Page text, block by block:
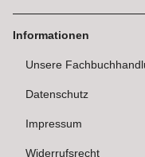
Informationen
Unsere
Datenschutz
Impressum
Widerrufsrecht